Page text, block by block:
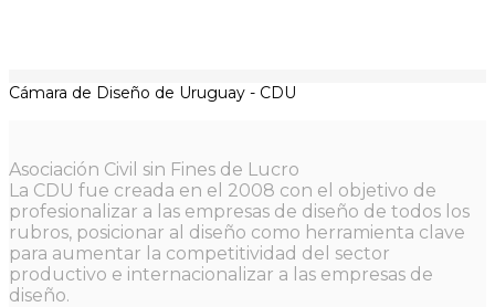
Cámara de Diseño de Uruguay - CDU
Asociación Civil sin Fines de Lucro
La CDU fue creada en el 2008 con el objetivo de
profesionalizar a las empresas de diseño de todos los
rubros, posicionar al diseño como herramienta clave
para aumentar la competitividad del sector
productivo e internacionalizar a las empresas de
diseño.